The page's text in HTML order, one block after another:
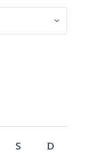
S D